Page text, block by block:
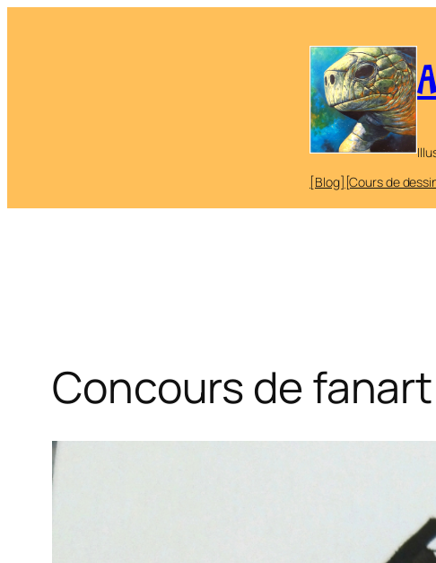
[Blog] [Cours de
Concours de